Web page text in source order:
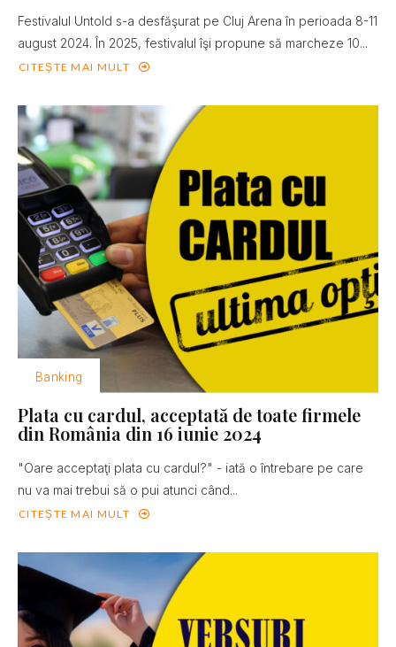
Festivalul Untold s-a desfăşurat pe Cluj Arena în perioada 8-11
august 2024. În 2025, festivalul îşi propune să marcheze 10...
CITEȘTE MAI MULT
Banking
Plata cu cardul, acceptată de toate firmele
din România din 16 iunie 2024
"Oare acceptaţi plata cu cardul?" - iată o întrebare pe care
nu va mai trebui să o pui atunci când...
CITEȘTE MAI MULT